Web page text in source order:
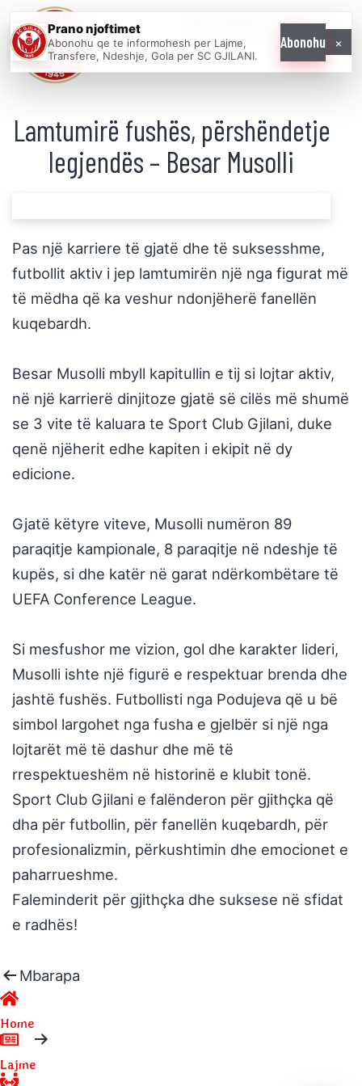
ONE
Home
Lajme
Lamtumirë fushës, përshëndetje
legjendës – Besar Musolli
Pas një karriere të gjatë dhe të suksesshme,
futbollit aktiv i jep lamtumirën një nga figurat më
të mëdha që ka veshur ndonjëherë fanellën
kuqebardh.
Besar Musolli mbyll kapitullin e tij si lojtar aktiv,
në një karrierë dinjitoze gjatë së cilës më shumë
se 3 vite të kaluara te Sport Club Gjilani, duke
qenë njëherit edhe kapiten i ekipit në dy
edicione.
Gjatë këtyre viteve, Musolli numëron 89
paraqitje kampionale, 8 paraqitje në ndeshje të
kupës, si dhe katër në garat ndërkombëtare të
UEFA Conference League.
Si mesfushor me vizion, gol dhe karakter lideri,
Musolli ishte një figurë e respektuar brenda dhe
jashtë fushës. Futbollisti nga Podujeva që u bë
simbol largohet nga fusha e gjelbër si një nga
lojtarët më të dashur dhe më të
rrespektueshëm në historinë e klubit tonë.
Sport Club Gjilani e falënderon për gjithçka që
dha për futbollin, për fanellën kuqebardh, për
profesionalizmin, përkushtimin dhe emocionet e
paharrueshme.
Faleminderit për gjithçka dhe suksese në sfidat
e radhës!
Mbarapa
Faleminderit, Mevlan Adili!
Para
Faleminderit, Edison Kqiku!
Prano njoftimet
Abonohu qe te informohesh per Lajme,
Transfere, Ndeshje, Gola per SC GJILANI.
Abonohu ×